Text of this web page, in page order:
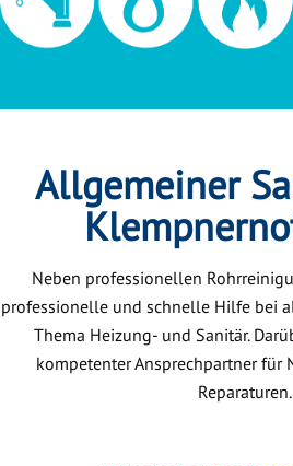
Allgemeiner
Neben professionellen
professionelle und schnelle Hilfe bei
Thema Heizung- und Sanitär.
kompetenter Ansprechpartner
Reparaturen.